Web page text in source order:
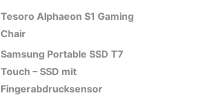
Tesoro Alphaeon S1 Gaming
Chair
Samsung Portable SSD T7
Touch – SSD mit
Fingerabdrucksensor